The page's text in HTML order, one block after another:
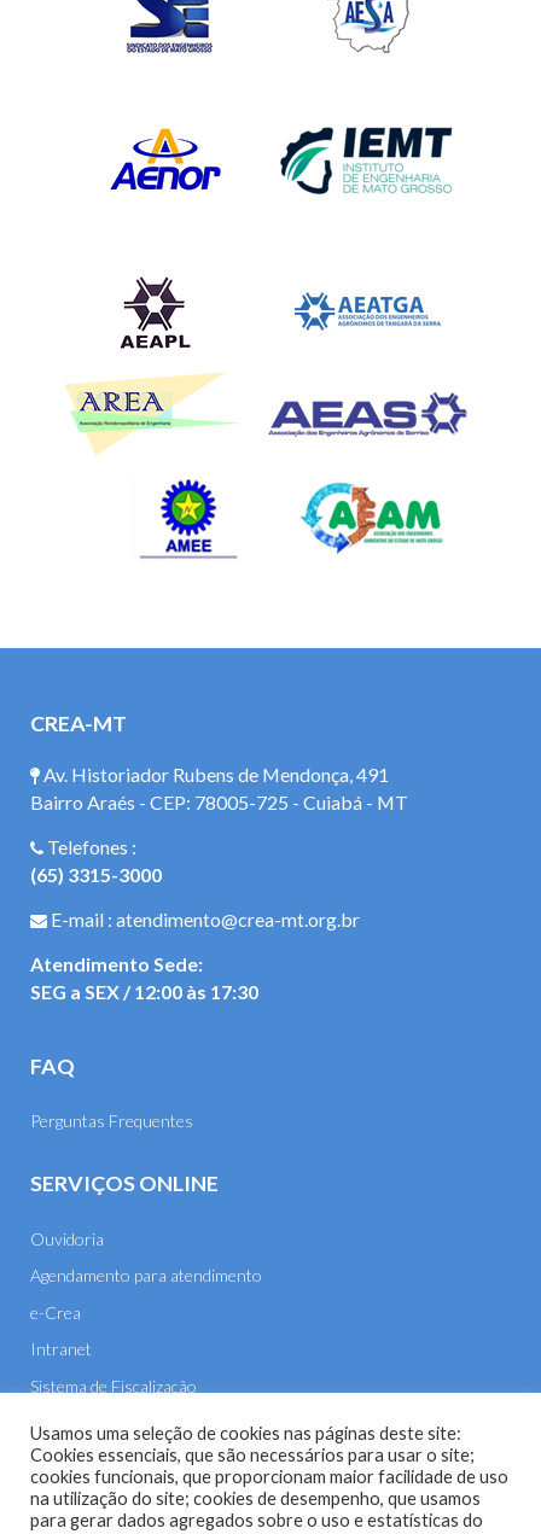
CREA-MT
Av. Historiador Rubens de Mendonça, 491
Bairro Araés - CEP: 78005-725 - Cuiabá - MT
Telefones :
(65) 3315-3000
E-mail : atendimento@crea-mt.org.br
Atendimento Sede:
SEG a SEX / 12:00 às 17:30
FAQ
Perguntas Frequentes
SERVIÇOS ONLINE
Ouvidoria
Agendamento para atendimento
e-Crea
Intranet
Sistema de Fiscalização
E-mail
Usamos uma seleção de cookies nas páginas deste site:
Cookies essenciais, que são necessários para usar o site;
cookies funcionais, que proporcionam maior facilidade de uso
na utilização do site; cookies de desempenho, que usamos
para gerar dados agregados sobre o uso e estatísticas do